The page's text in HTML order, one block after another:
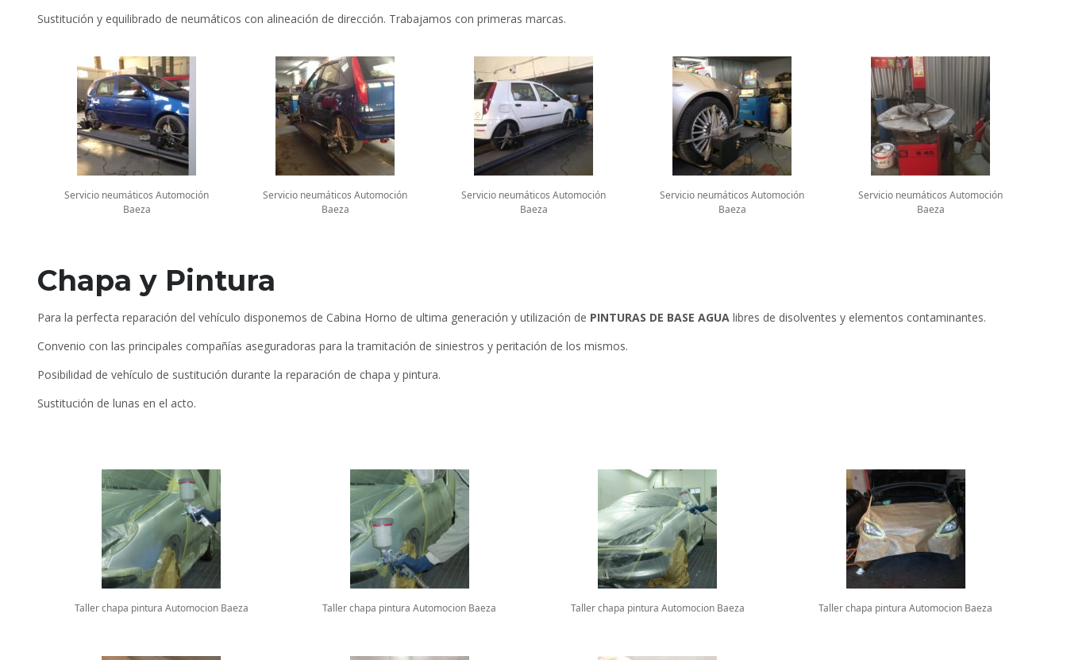
Sustitución y equilibrado de neumáticos con alineación de dirección. Trabajamos con primeras marcas.
Servicio neumáticos Automoción
Baeza
Servicio neumáticos Automoción
Baeza
Servicio neumáticos Automoción
Baeza
Servicio neumáticos Automoción
Baeza
Servicio neumáticos Automoción
Baeza
Chapa y Pintura
Para la perfecta reparación del vehículo disponemos de Cabina Horno de ultima generación y utilización de PINTURAS DE BASE AGUA libres de disolventes y elementos contaminantes.
Convenio con las principales compañías aseguradoras para la tramitación de siniestros y peritación de los mismos.
Posibilidad de vehículo de sustitución durante la reparación de chapa y pintura.
Sustitución de lunas en el acto.
Taller chapa pintura Automocion Baeza Taller chapa pintura Automocion Baeza Taller chapa pintura Automocion Baeza Taller chapa pintura Automocion Baeza